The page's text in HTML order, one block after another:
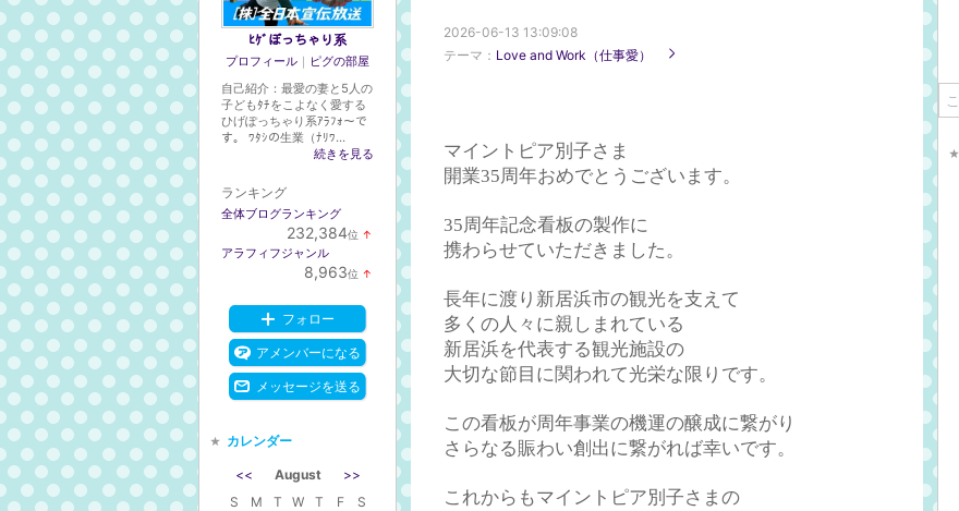
2026-06-13 13:09:08
テーマ： Love and Work（仕事愛）
マイントピア別子さま
開業35周年おめでとうございます。
35周年記念看板の製作に
携わらせていただきました。
長年に渡り新居浜市の観光を支えて
多くの人々に親しまれている
新居浜を代表する観光施設の
大切な節目に関われて光栄な限りです。
この看板が周年事業の機運の醸成に繋がり
さらなる賑わい創出に繋がれば幸いです。
これからもマイントピア別子さまの
ﾋｹﾞぽっちゃり系
プロフィール ｜ ピグの部屋
自己紹介：最愛の妻と5人の
子どもﾀﾁをこよなく愛する
ひげぽっちゃり系ｱﾗﾌｫ～で
す。 ﾜﾀｼの生業（ﾅﾘﾜ...
続きを見る
ランキング
全体ブログランキング
232,384位 ↑
アラフィフジャンル
8,963位 ↑
フォロー
アメンバーになる
メッセージを送る
カレンダー
<< August
>>
S
M T W T F
S